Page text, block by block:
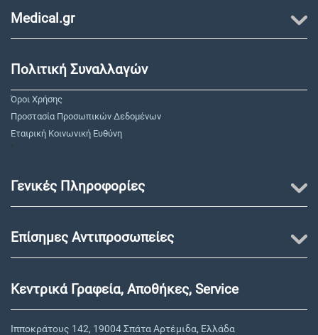
Medical.gr
Πολιτική Συναλλαγών
Όροι Χρήσης
Προστασία Προσωπικών Δεδομένων
Εταιρική Κοινωνική Ευθύνη
"
Γενικές Πληροφορίες
Επίσημες Αντιπροσωπείες
Κεντρικά Γραφεία, Αποθήκες, Service
Ιπποκράτους 142, 19004 Σπάτα Αρτέμιδα, Ελλάδα